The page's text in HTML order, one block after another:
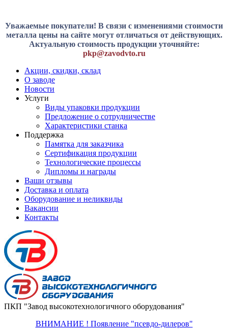
Уважаемые покупатели! В связи с изменениями стоимости
металла цены на сайте могут отличаться от действующих.
Актуальную стоимость продукции уточняйте:
pkp@zavodvto.ru
Акции, скидки, склад
О заводе
Новости
Услуги
Виды упаковки продукции
Предложение о сотрудничестве
Характеристики станка
Поддержка
Памятка для заказчика
Сертификация продукции
Технологические процессы
Дипломы и награды
Ваши отзывы
Доставка и оплата
Оборудование и неликвиды
Вакансии
Контакты
ПКП "Завод высокотехнологичного оборудования"
ВНИМАНИЕ ! Появление "псевдо-дилеров"